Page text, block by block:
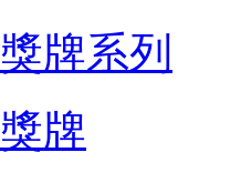
牌系列
牌